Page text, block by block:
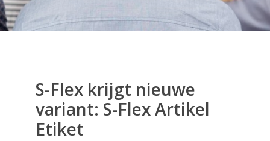
S-Flex krijgt nieuwe
variant: S-Flex Artikel
Etiket